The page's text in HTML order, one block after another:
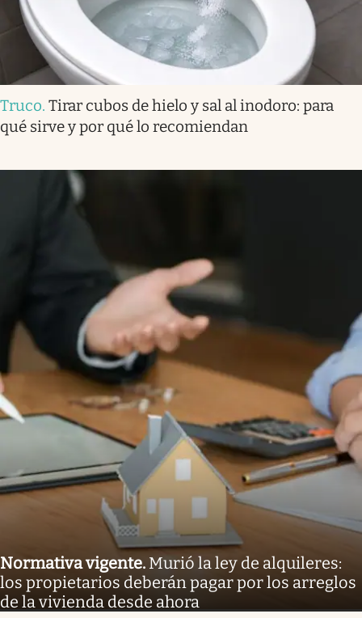
Truco. Tirar cubos de hielo y sal al inodoro: para
qué sirve y por qué lo recomiendan
Normativa vigente. Murió la ley de alquileres:
los propietarios deberán pagar por los arreglos
de la vivienda desde ahora